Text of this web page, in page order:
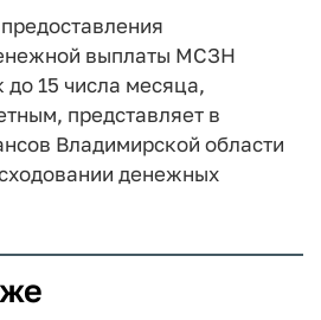
выплаты МСЗН
15 числа месяца,
представляет в
Владимирской области
денежных